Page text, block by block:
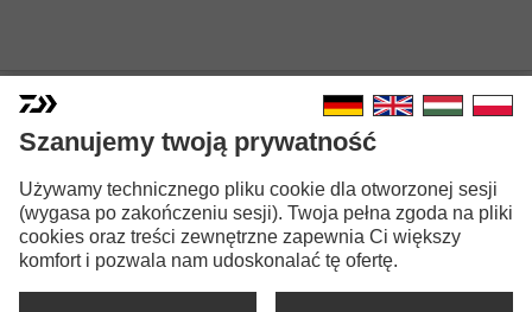
ZESTAW GRANDWAVE
REDFISH RIG 360°
ZE ŚWIECĄCYMI KORALIKAMI
Szanujemy twoją prywatność
Używamy technicznego pliku cookie dla otworzonej sesji
(wygasa po zakończeniu sesji). Twoja pełna zgoda na pliki
cookies oraz treści zewnętrzne zapewnia Ci większy
komfort i pozwala nam udoskonalać tę ofertę.